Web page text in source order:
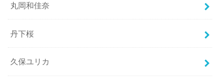
丸岡和佳奈
丹下桜
久保ユリカ